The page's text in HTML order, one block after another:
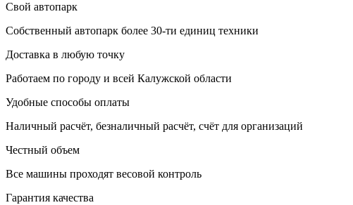
Свой автопарк
Собственный автопарк более 30-ти единиц техники
Доставка в любую точку
Работаем по городу и всей Калужской области
Удобные способы оплаты
Наличный расчёт, безналичный расчёт, счёт для организаций
Честный объем
Все машины проходят весовой контроль
Гарантия качества